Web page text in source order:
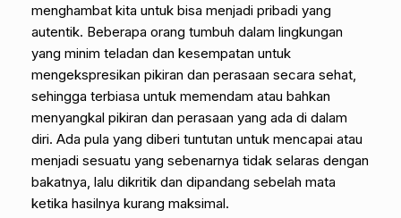
menghambat kita untuk bisa menjadi pribadi yang
autentik. Beberapa orang tumbuh dalam lingkungan
yang minim teladan dan kesempatan untuk
mengekspresikan pikiran dan perasaan secara sehat,
sehingga terbiasa untuk memendam atau bahkan
menyangkal pikiran dan perasaan yang ada di dalam
diri. Ada pula yang diberi tuntutan untuk mencapai atau
menjadi sesuatu yang sebenarnya tidak selaras dengan
bakatnya, lalu dikritik dan dipandang sebelah mata
ketika hasilnya kurang maksimal.